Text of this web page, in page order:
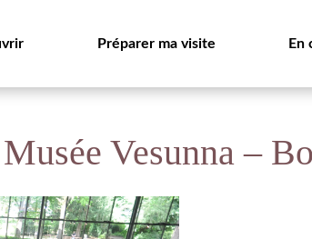
Préparer ma visite En
Musée Vesunna –